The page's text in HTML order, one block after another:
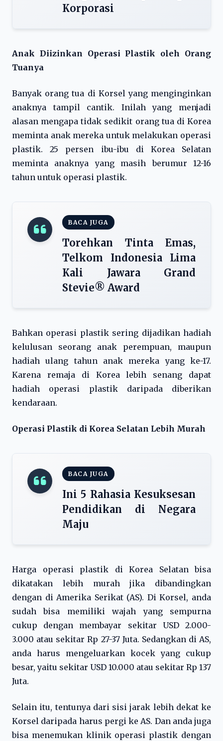
Korporasi
Anak Diizinkan Operasi Plastik oleh Orang
Tuanya
Banyak orang tua di Korsel yang menginginkan
anaknya tampil cantik. Inilah yang menjadi
alasan mengapa tidak sedikit orang tua di Korea
meminta anak mereka untuk melakukan operasi
plastik. 25 persen ibu-ibu di Korea Selatan
meminta anaknya yang masih berumur 12-16
tahun untuk operasi plastik.
BACA JUGA
Torehkan Tinta Emas,
Telkom Indonesia Lima
Kali Jawara Grand
Stevie®️ Award
Bahkan operasi plastik sering dijadikan hadiah
kelulusan seorang anak perempuan, maupun
hadiah ulang tahun anak mereka yang ke-17.
Karena remaja di Korea lebih senang dapat
hadiah operasi plastik daripada diberikan
kendaraan.
Operasi Plastik di Korea Selatan Lebih Murah
BACA JUGA
Ini 5 Rahasia Kesuksesan
Pendidikan di Negara
Maju
Harga operasi plastik di Korea Selatan bisa
dikatakan lebih murah jika dibandingkan
dengan di Amerika Serikat (AS). Di Korsel, anda
sudah bisa memiliki wajah yang sempurna
cukup dengan membayar sekitar USD 2.000-
3.000 atau sekitar Rp 27-37 Juta. Sedangkan di AS,
anda harus mengeluarkan kocek yang cukup
besar, yaitu sekitar USD 10.000 atau sekitar Rp 137
Juta.
Selain itu, tentunya dari sisi jarak lebih dekat ke
Korsel daripada harus pergi ke AS. Dan anda juga
bisa menemukan klinik operasi plastik dengan